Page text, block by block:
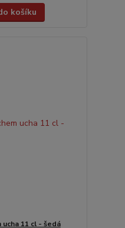
košíku
11 cl - šedá